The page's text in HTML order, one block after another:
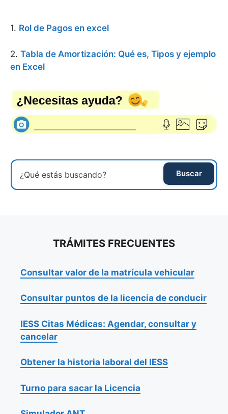
1. Rol de Pagos en excel
2. Tabla de Amortización: Qué es, Tipos y ejemplo
en Excel
Buscar
TRÁMITES FRECUENTES
Consultar valor de la matrícula vehicular
Consultar puntos de la licencia de conducir
IESS Citas Médicas: Agendar, consultar y
cancelar
Obtener la historia laboral del IESS
Turno para sacar la Licencia